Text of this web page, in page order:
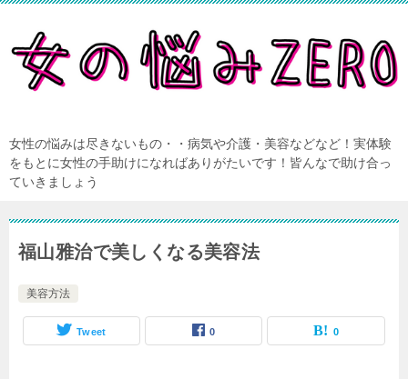
女性の悩みは尽きないもの・・病気や介護・美容などなど！実体験
をもとに女性の手助けになればありがたいです！皆んなで助け合っ
ていきましょう
福山雅治で美しくなる美容法
美容方法
Tweet 0 0